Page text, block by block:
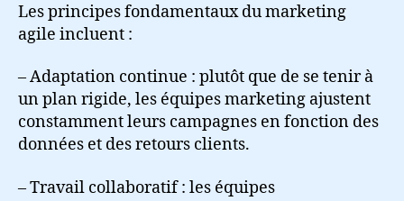
Les principes fondamentaux du marketing
agile incluent :
– Adaptation continue : plutôt que de se tenir à
un plan rigide, les équipes marketing ajustent
constamment leurs campagnes en fonction des
données et des retours clients.
– Travail collaboratif : les équipes